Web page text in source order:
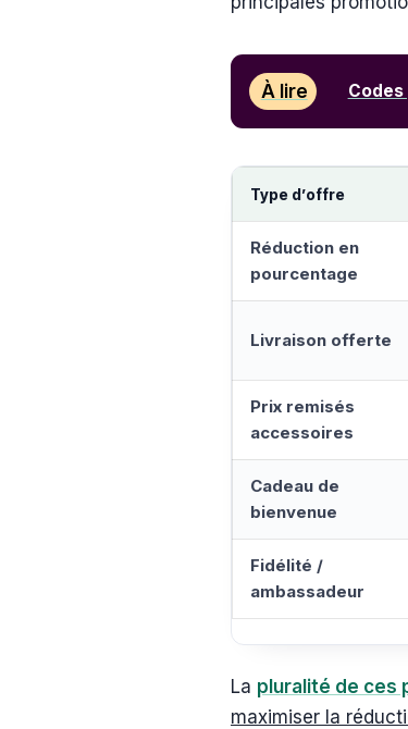
À lire
Type d’offre
Réduction en
pourcentage
Livraison offerte
Prix remisés
accessoires
Cadeau de
bienvenue
Fidélité /
ambassadeur
La pluralité de ces
maximiser la